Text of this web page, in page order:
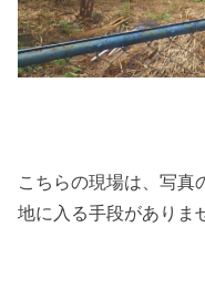
こちらの現場は、写真
地に入る手段がありま